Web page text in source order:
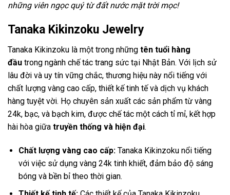
những viên ngọc quý từ đất nước mặt trời mọc!
Tanaka Kikinzoku Jewelry
Tanaka Kikinzoku là một trong những tên tuổi hàng
đầu trong ngành chế tác trang sức tại Nhật Bản. Với lịch sử
lâu đời và uy tín vững chắc, thương hiệu này nổi tiếng với
chất lượng vàng cao cấp, thiết kế tinh tế và dịch vụ khách
hàng tuyệt vời. Họ chuyên sản xuất các sản phẩm từ vàng
24k, bạc, và bạch kim, được chế tác một cách tỉ mỉ, kết hợp
hài hòa giữa truyền thống và hiện đại.
Chất lượng vàng cao cấp:Tanaka Kikinzoku nổi tiếng
với việc sử dụng vàng 24k tinh khiết, đảm bảo độ sáng
bóng và bền bỉ theo thời gian.